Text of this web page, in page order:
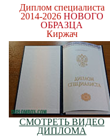
Диплом специалиста
2014-2026 НОВОГО
ОБРАЗЦА
Киржач
СМОТРЕТЬ ВИДЕО
ДИПЛОМА